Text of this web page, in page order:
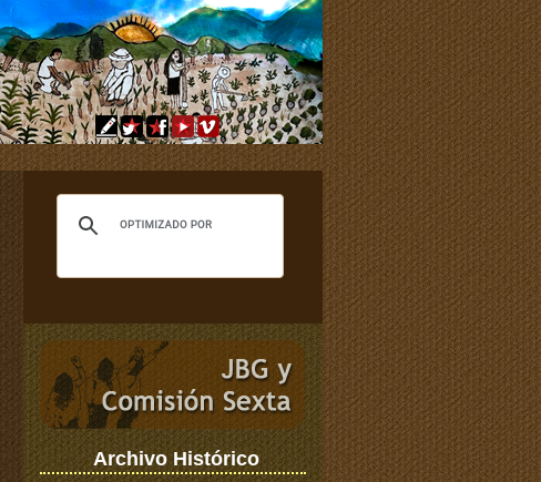
Archivo Histórico